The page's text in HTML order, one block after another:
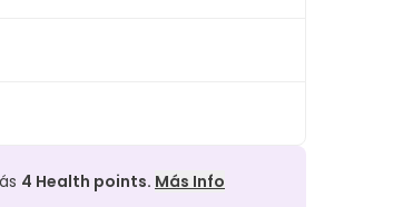
4 Health points. Más Info